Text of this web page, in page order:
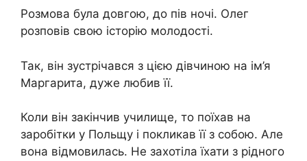
Розмова була довгою, до пів ночі. Олег
розповів свою історію молодості.
Так, він зустрічався з цією дівчиною на ім’я
Маргарита, дуже любив її.
Коли він закінчив училище, то поїхав на
заробітки у Польщу і покликав її з собою. Але
вона відмовилась. Не захотіла їхати з рідного